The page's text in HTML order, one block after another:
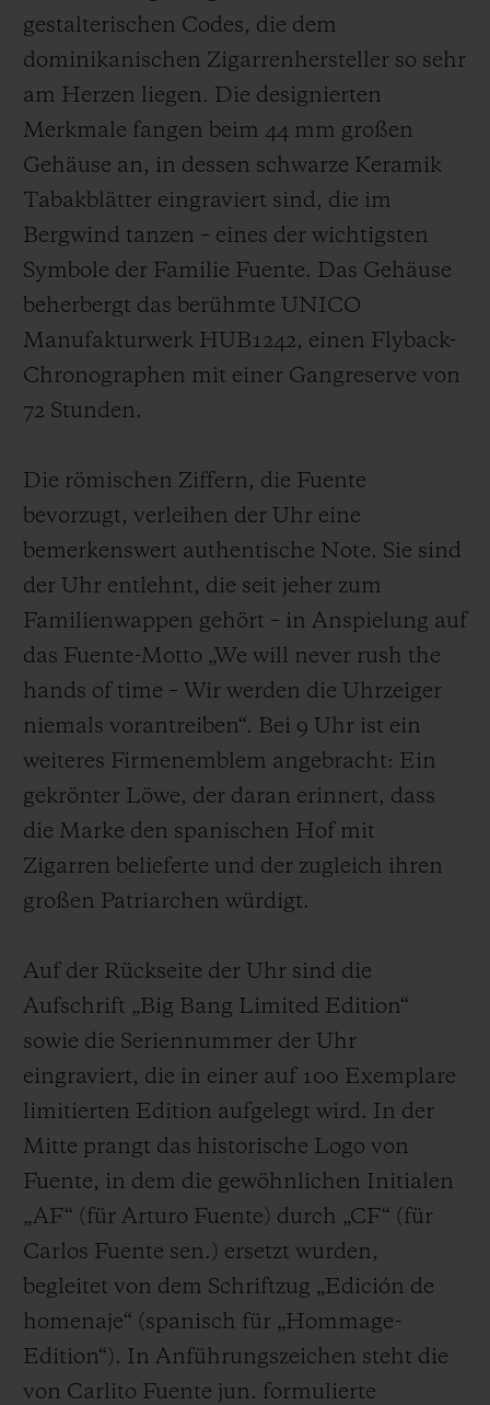
gestalterischen Codes, die dem
dominikanischen Zigarrenhersteller so sehr
am Herzen liegen. Die designierten
Merkmale fangen beim 44 mm großen
Gehäuse an, in dessen schwarze Keramik
Tabakblätter eingraviert sind, die im
Bergwind tanzen – eines der wichtigsten
Symbole der Familie Fuente. Das Gehäuse
beherbergt das berühmte UNICO
Manufakturwerk HUB1242, einen Flyback-
Chronographen mit einer Gangreserve von
72 Stunden.
Die römischen Ziffern, die Fuente
bevorzugt, verleihen der Uhr eine
bemerkenswert authentische Note. Sie sind
der Uhr entlehnt, die seit jeher zum
Familienwappen gehört – in Anspielung auf
das Fuente-Motto „We will never rush the
hands of time – Wir werden die Uhrzeiger
niemals vorantreiben“. Bei 9 Uhr ist ein
weiteres Firmenemblem angebracht: Ein
gekrönter Löwe, der daran erinnert, dass
die Marke den spanischen Hof mit
Zigarren belieferte und der zugleich ihren
großen Patriarchen würdigt.
Auf der Rückseite der Uhr sind die
Aufschrift „Big Bang Limited Edition“
sowie die Seriennummer der Uhr
eingraviert, die in einer auf 100 Exemplare
limitierten Edition aufgelegt wird. In der
Mitte prangt das historische Logo von
Fuente, in dem die gewöhnlichen Initialen
„AF“ (für Arturo Fuente) durch „CF“ (für
Carlos Fuente sen.) ersetzt wurden,
begleitet von dem Schriftzug „Edición de
homenaje“ (spanisch für „Hommage-
Edition“). In Anführungszeichen steht die
von Carlito Fuente jun. formulierte